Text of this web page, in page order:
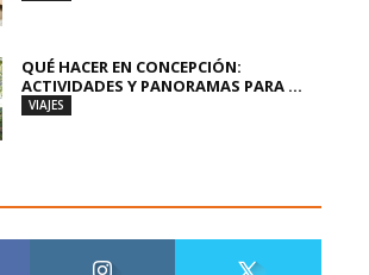
QUÉ HACER EN CONCEPCIÓN:
ACTIVIDADES Y PANORAMAS PARA ...
VIAJES